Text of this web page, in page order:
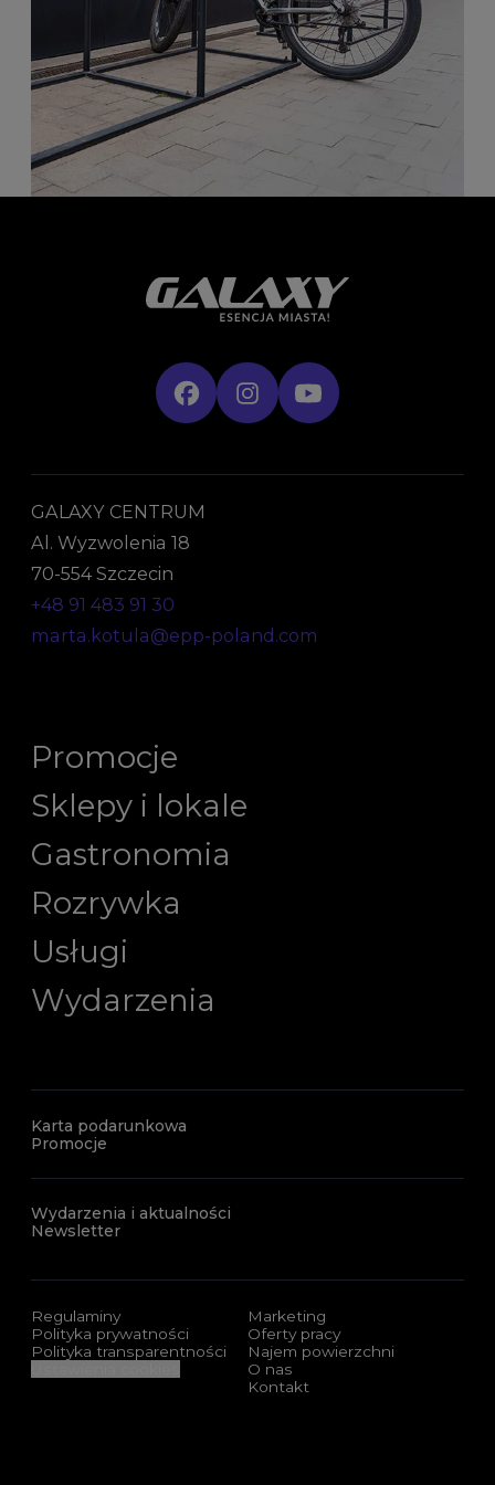
GALAXY CENTRUM
Al. Wyzwolenia 18
70-554 Szczecin
+48 91 483 91 30
marta.kotula@epp-poland.com
Promocje
Sklepy i lokale
Gastronomia
Rozrywka
Usługi
Wydarzenia
Karta podarunkowa
Promocje
Wydarzenia i aktualności
Newsletter
Regulaminy
Polityka prywatności
Polityka transparentności
Marketing
Oferty pracy
Najem powierzchni
O nas
Kontakt